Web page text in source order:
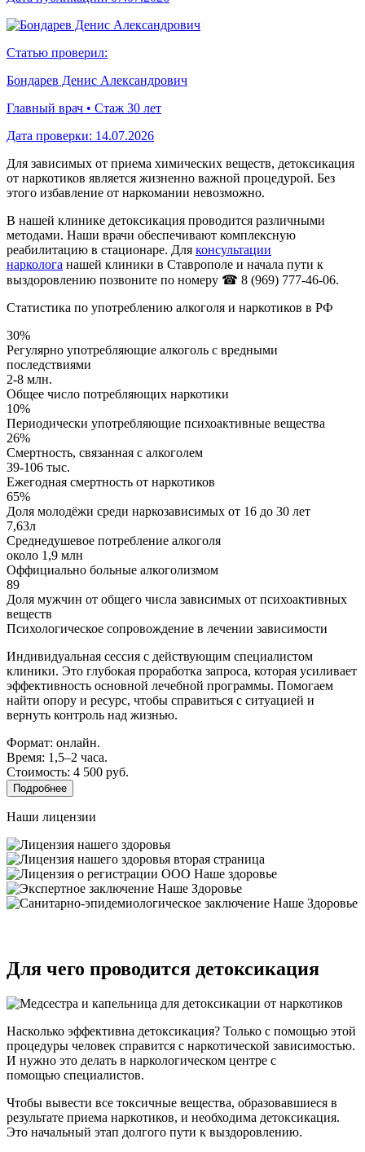
Статью проверил:
Бондарев Денис Александрович
Главный врач • Стаж 30 лет
Дата проверки: 14.07.2026
Для зависимых от приема химических веществ, детоксикация
от наркотиков является жизненно важной процедурой. Без
этого избавление от наркомании невозможно.
В нашей клинике детоксикация проводится различными
методами. Наши врачи обеспечивают комплексную
реабилитацию в стационаре. Для консультации
нарколога нашей клиники в Ставрополе и начала пути к
выздоровлению позвоните по номеру ☎ 8 (969) 777-46-06.
Статистика по употреблению алкоголя и наркотиков в РФ
30%
Регулярно употребляющие алкоголь с вредными
последствиями
2-8 млн.
Общее число потребляющих наркотики
10%
Периодически употребляющие психоактивные вещества
26%
Смертность, связанная с алкоголем
39-106 тыс.
Ежегодная смертность от наркотиков
65%
Доля молодёжи среди наркозависимых от 16 до 30 лет
7,63л
Среднедушевое потребление алкоголя
около 1,9 млн
Оффициально больные алкоголизмом
89
Доля мужчин от общего числа зависимых от психоактивных
веществ
Психологическое сопровождение в лечении зависимости
Индивидуальная сессия с действующим специалистом
клиники. Это глубокая проработка запроса, которая усиливает
эффективность основной лечебной программы. Помогаем
найти опору и ресурс, чтобы справиться с ситуацией и
вернуть контроль над жизнью.
Формат: онлайн.
Время: 1,5–2 часа.
Стоимость: 4 500 руб.
Подробнее
Наши лицензии
Для чего проводится детоксикация
Насколько эффективна детоксикация? Только с помощью этой
процедуры человек справится с наркотической зависимостью.
И нужно это делать в наркологическом центре с
помощью специалистов.
Чтобы вывести все токсичные вещества, образовавшиеся в
результате приема наркотиков, и необходима детоксикация.
Это начальный этап долгого пути к выздоровлению.